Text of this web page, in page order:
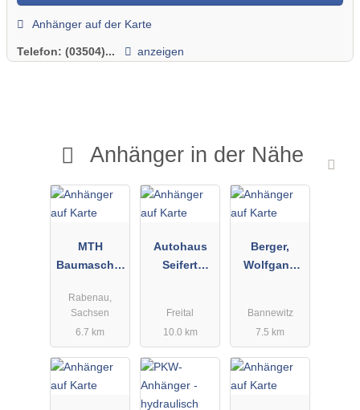
Anhänger auf der Karte
Telefon: (03504)... anzeigen
Anhänger in der Nähe
MTH
Baumaschin
g &
Technikhan
del Mütze
Rabenau,
Sachsen
6.7 km
Autohaus
Seifert
Freital
10.0 km
Berger,
Wolfgang
Bannewitz
7.5 km